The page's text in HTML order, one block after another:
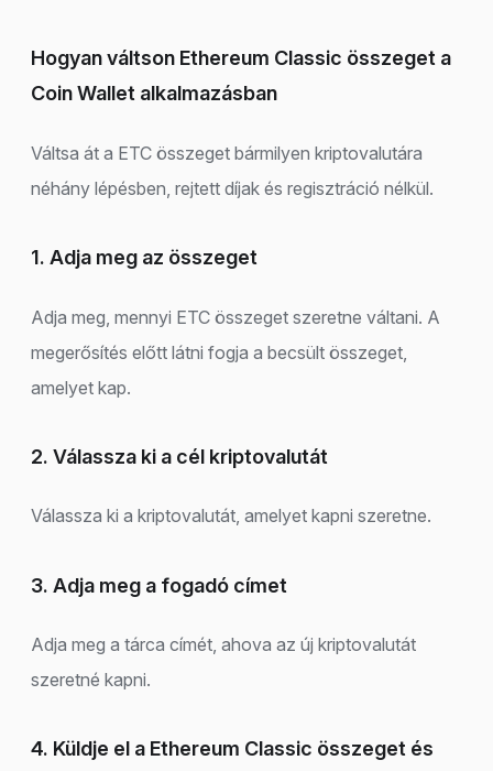
Hogyan váltson Ethereum Classic összeget a
Coin Wallet alkalmazásban
Váltsa át a ETC összeget bármilyen kriptovalutára
néhány lépésben, rejtett díjak és regisztráció nélkül.
1. Adja meg az összeget
Adja meg, mennyi ETC összeget szeretne váltani. A
megerősítés előtt látni fogja a becsült összeget,
amelyet kap.
2. Válassza ki a cél kriptovalutát
Válassza ki a kriptovalutát, amelyet kapni szeretne.
3. Adja meg a fogadó címet
Adja meg a tárca címét, ahova az új kriptovalutát
szeretné kapni.
4. Küldje el a Ethereum Classic összeget és